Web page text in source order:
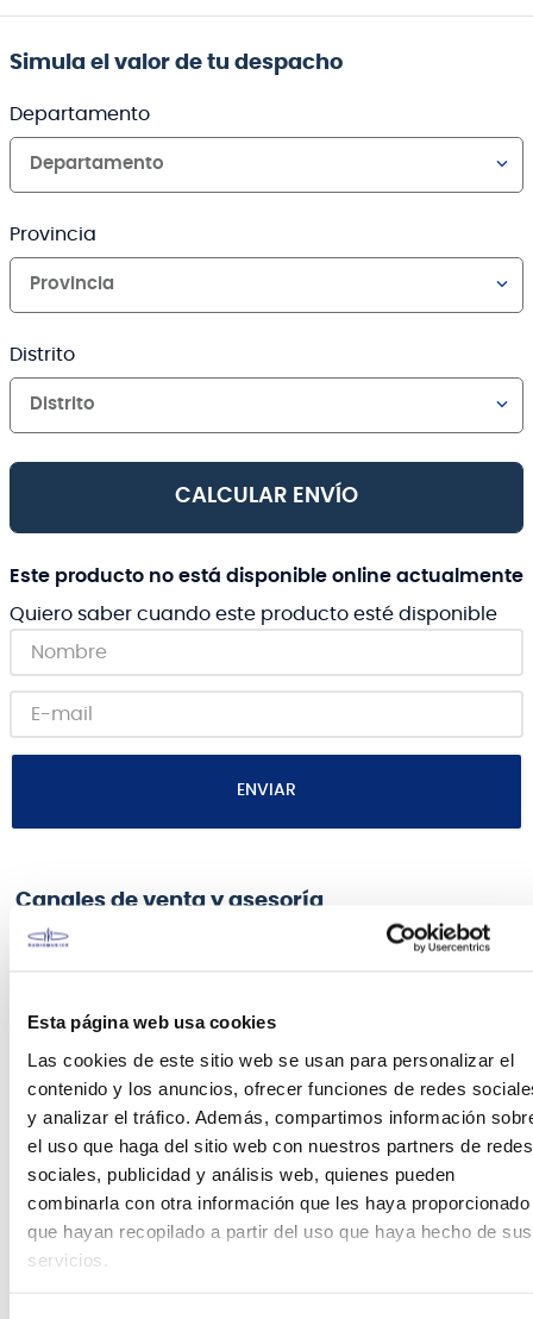
Esta página web usa cookies
Las cookies de este sitio web se usan para personalizar el
contenido y los anuncios, ofrecer funciones de redes
y analizar el tráfico. Además, compartimos información
el uso que haga del sitio web con nuestros partners de redes
sociales, publicidad y análisis web, quienes pueden
combinarla con otra información que les haya proporcionado
que hayan recopilado a partir del uso que haya hecho de sus
servicios.
Simula el valor de tu despacho
Departamento
Departamento
Provincia
Provincia
Distrito
Distrito
CALCULAR ENVÍO
Este producto no está disponible online actualmente
Quiero saber cuando este producto esté disponible
ENVIAR
Canales de venta y asesoría
CARACTERÍSTICAS DEL PRODUCTO
Micrófono inalámbrico de mano Shure